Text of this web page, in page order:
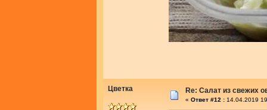
Цветка Re: Салат из свежих
« Ответ #12 : 14.04.2019